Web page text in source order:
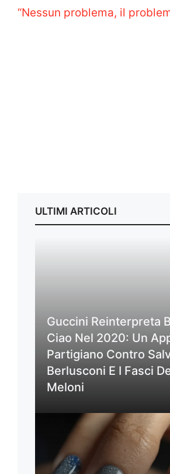
“Nessun problema, il
ULTIMI ARTICOLI
Guccini Reinterpreta
Ciao Nel 2020: Un
Partigiano Contro
Berlusconi E I Fasci
Meloni